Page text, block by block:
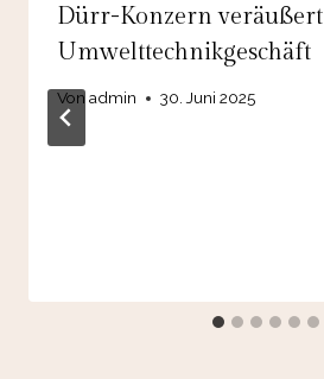
Dürr-Konzern veräußert
Umwelttechnikgeschäft
Vonadmin 30. Juni 2025